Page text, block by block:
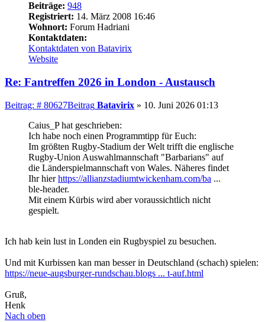
Beiträge: 948
Registriert: 14. März 2008 16:46
Wohnort: Forum Hadriani
Kontaktdaten:
Kontaktdaten von Batavirix
Website
Re: Fantreffen 2026 in London - Austausch
Beitrag: # 80627Beitrag Batavirix » 10. Juni 2026 01:13
Caius_P hat geschrieben:
Ich habe noch einen Programmtipp für Euch:
Im größten Rugby-Stadium der Welt trifft die englische
Rugby-Union Auswahlmannschaft "Barbarians" auf
die Länderspielmannschaft von Wales. Näheres findet
Ihr hierhttps://allianzstadiumtwickenham.com/ba ...
ble-header.
Mit einem Kürbis wird aber voraussichtlich nicht
gespielt.
Ich hab kein lust in Londen ein Rugbyspiel zu besuchen.
Und mit Kurbissen kan man besser in Deutschland (schach) spielen:
https://neue-augsburger-rundschau.blogs ... t-auf.html
Gruß,
Henk
Nach oben